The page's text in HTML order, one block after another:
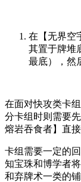
在【无界空
其置于牌堆
最底），然
在面对快攻类卡
分卡组时则需要
熔岩吞食者】直
卡组需要一定的
知宝珠和博学者
和弃牌术一类的